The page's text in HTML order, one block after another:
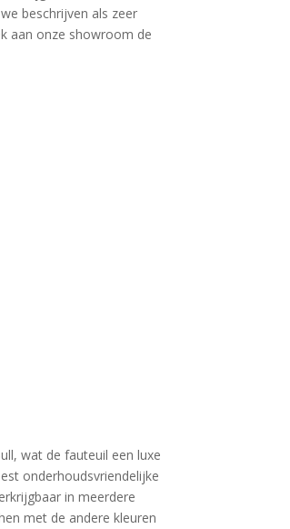
beschrijven als zeer
aan onze showroom de
wat de fauteuil een luxe
onderhoudsvriendelijke
in meerdere
met de andere kleuren